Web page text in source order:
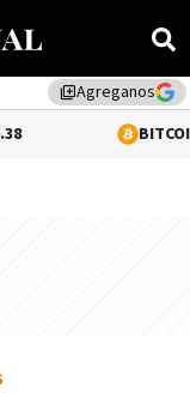
library_addAgreganos
0.48%